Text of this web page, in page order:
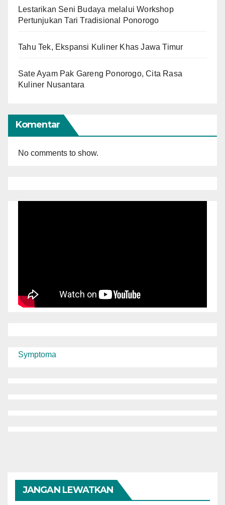
Lestarikan Seni Budaya melalui Workshop
Pertunjukan Tari Tradisional Ponorogo
Tahu Tek, Ekspansi Kuliner Khas Jawa Timur
Sate Ayam Pak Gareng Ponorogo, Cita Rasa
Kuliner Nusantara
Komentar
No comments to show.
Symptoma
JANGAN LEWATKAN